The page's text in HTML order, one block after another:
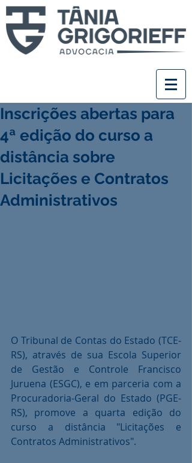
Inscrições abertas para
4ª edição do curso a
distância sobre
Licitações e Contratos
Administrativos
O Tribunal de Contas do Estado (TCE-
RS), através de sua Escola Superior
de Gestão e Controle Francisco
Juruena (ESGC), e em parceria com a
Procuradoria-Geral do Estado (PGE-
RS), promove a quarta edição do
curso a distância "Licitações e
Contratos Administrativos".